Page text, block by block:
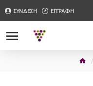
ΣΥΝΔΕΣΗ ΕΓΓΡΑΦΗ